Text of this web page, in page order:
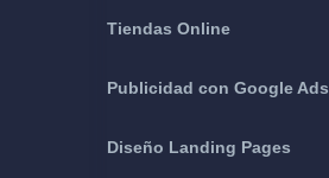
Tiendas Online
Publicidad con Google Ads
Diseño Landing Pages